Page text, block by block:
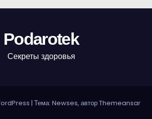
Podarotek
Секреты здоровья
| Тема: Newses, авторThemeansar